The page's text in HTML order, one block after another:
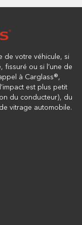
de votre véhicule, si
fissuré ou si l’une de
à Carglass®,
est plus petit
du conducteur), du
vitrage automobile.